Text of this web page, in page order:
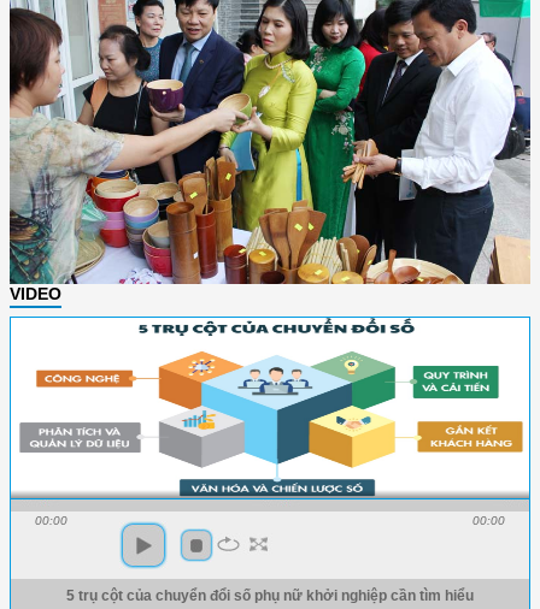
VIDEO
00:00 00:00
5 trụ cột của chuyển đổi số phụ nữ khởi nghiệp cần tìm hiểu